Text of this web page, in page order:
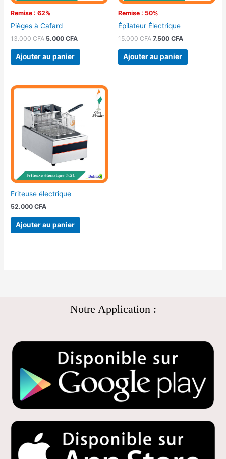
Remise : 62%
Pièges à Cafard
13.000CFA 5.000CFA
Ajouter au panier
Remise : 50%
Épilateur Électrique
15.000CFA 7.500 CFA
Ajouter au panier
Friteuse électrique
52.000CFA
Ajouter au panier
Notre Application :